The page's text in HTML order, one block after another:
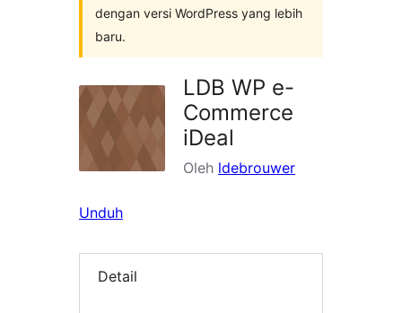
dengan versi WordPress yang lebih
baru.
LDB WP e-
Commerce
iDeal
Oleh ldebrouwer
Unduh
Detail